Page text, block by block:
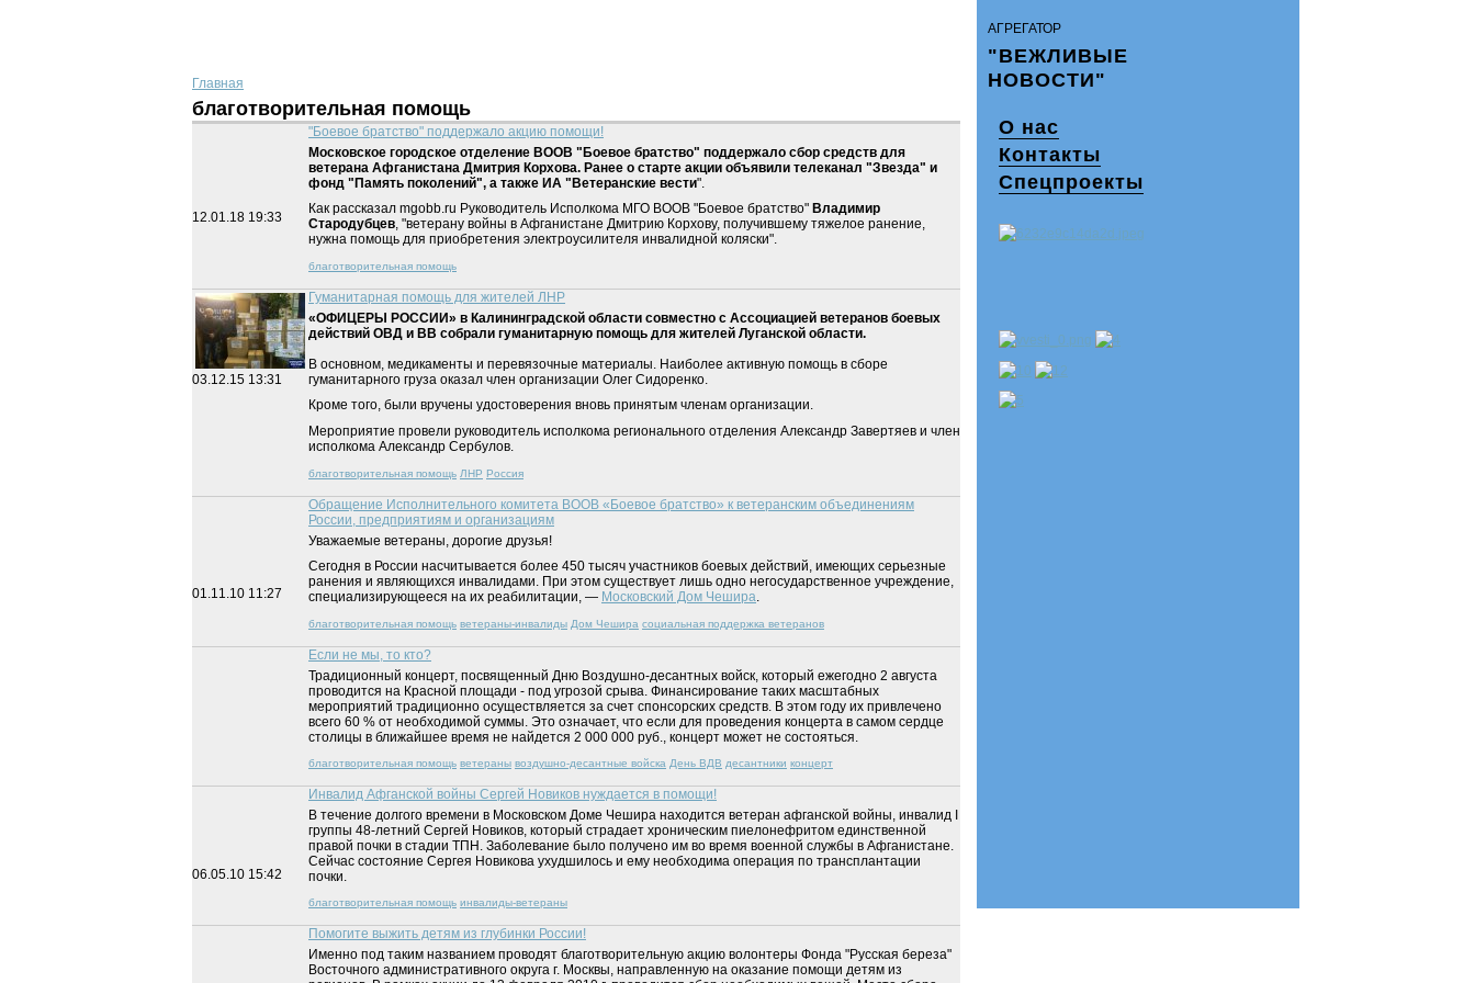
Главная
благотворительная помощь
12.01.18 19:33
"Боевое братство" поддержало акцию помощи!
Московское городское отделение ВООВ "Боевое братство" поддержало сбор средств для
ветерана Афганистана Дмитрия Корхова. Ранее о старте акции объявили телеканал "Звезда" и
фонд "Память поколений", а также ИА "Ветеранские вести".
Как рассказал mgobb.ru Руководитель Исполкома МГО ВООВ "Боевое братство" Владимир
Стародубцев, "ветерану войны в Афганистане Дмитрию Корхову, получившему тяжелое ранение,
нужна помощь для приобретения электроусилителя инвалидной коляски".
благотворительная помощь
03.12.15 13:31
Гуманитарная помощь для жителей ЛНР
«ОФИЦЕРЫ РОССИИ» в Калининградской области совместно с Ассоциацией ветеранов боевых
действий ОВД и ВВ собрали гуманитарную помощь для жителей Луганской области.
В основном, медикаменты и перевязочные материалы. Наиболее активную помощь в сборе
гуманитарного груза оказал член организации Олег Сидоренко.
Кроме того, были вручены удостоверения вновь принятым членам организации.
Мероприятие провели руководитель исполкома регионального отделения Александр Завертяев и член
исполкома Александр Сербулов.
благотворительная помощь ЛНР Россия
01.11.10 11:27
Обращение Исполнительного комитета ВООВ «Боевое братство» к ветеранским объединениям
России, предприятиям и организациям
Уважаемые ветераны, дорогие друзья!
Сегодня в России насчитывается более 450 тысяч участников боевых действий, имеющих серьезные
ранения и являющихся инвалидами. При этом существует лишь одно негосударственное учреждение,
специализирующееся на их реабилитации, — Московский Дом Чешира.
благотворительная помощь ветераны-инвалиды Дом Чешира социальная поддержка ветеранов
Если не мы, то кто?
Традиционный концерт, посвященный Дню Воздушно-десантных войск, который ежегодно 2 августа
проводится на Красной площади - под угрозой срыва. Финансирование таких масштабных
мероприятий традиционно осуществляется за счет спонсорских средств. В этом году их привлечено
всего 60 % от необходимой суммы. Это означает, что если для проведения концерта в самом сердце
столицы в ближайшее время не найдется 2 000 000 руб., концерт может не состояться.
благотворительная помощь ветераны воздушно-десантные войска День ВДВ десантники концерт
06.05.10 15:42
Инвалид Афганской войны Сергей Новиков нуждается в помощи!
В течение долгого времени в Московском Доме Чешира находится ветеран афганской войны, инвалид I
группы 48-летний Сергей Новиков, который страдает хроническим пиелонефритом единственной
правой почки в стадии ТПН. Заболевание было получено им во время военной службы в Афганистане.
Сейчас состояние Сергея Новикова ухудшилось и ему необходима операция по трансплантации
почки.
благотворительная помощь инвалиды-ветераны
Помогите выжить детям из глубинки России!
Именно под таким названием проводят благотворительную акцию волонтеры Фонда "Русская береза"
Восточного административного округа г. Москвы, направленную на оказание помощи детям из
АГРЕГАТОР
"ВЕЖЛИВЫЕ
НОВОСТИ"
О нас
Контакты
Спецпроекты